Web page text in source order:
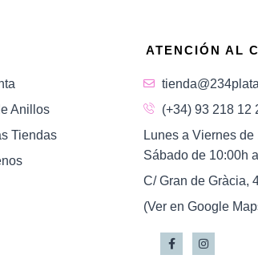
Anillos
Tiendas
ATENCIÓN AL
(+34) 93 218 12
Lunes a Viernes
Sábado de 10:00h
C/ Gran de Gràcia,
(Ver en Google